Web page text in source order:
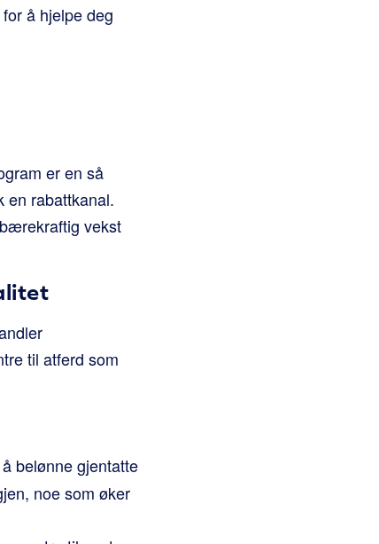
å hjelpe deg
er en så
en rabattkanal.
vekst
til atferd som
belønne gjentatte
noe som øker